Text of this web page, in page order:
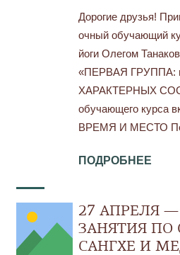
Дорогие друзья!
очный обучающий
йоги Олегом
«ПЕРВАЯ ГРУППА:
ХАРАКТЕРНЫХ
обучающего курса
ВРЕМЯ И МЕСТО По
ПОДРОБНЕЕ
27 АПРЕЛЯ
ЗАНЯТИЯ ПО
САНГХЕ И